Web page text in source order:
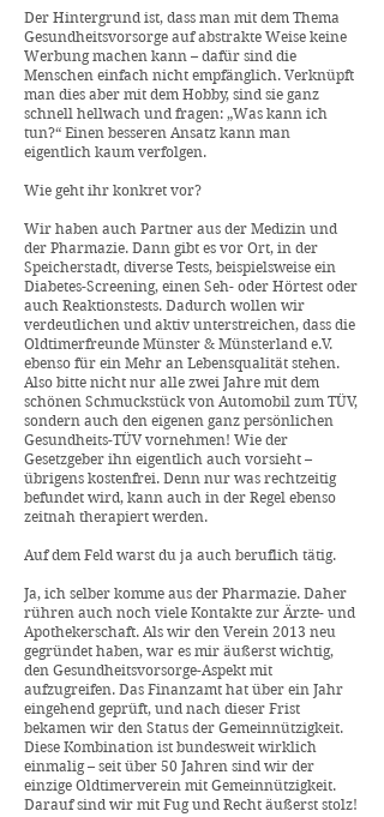
Der Hintergrund ist, dass man mit dem Thema
Gesundheitsvorsorge auf abstrakte Weise keine
Werbung machen kann – dafür sind die
Menschen einfach nicht empfänglich. Verknüpft
man dies aber mit dem Hobby, sind sie ganz
schnell hellwach und fragen: „Was kann ich
tun?“ Einen besseren Ansatz kann man
eigentlich kaum verfolgen.
Wie geht ihr konkret vor?
Wir haben auch Partner aus der Medizin und
der Pharmazie. Dann gibt es vor Ort, in der
Speicherstadt, diverse Tests, beispielsweise ein
Diabetes-Screening, einen Seh- oder Hörtest oder
auch Reaktionstests. Dadurch wollen wir
verdeutlichen und aktiv unterstreichen, dass die
Oldtimerfreunde Münster & Münsterland e.V.
ebenso für ein Mehr an Lebensqualität stehen.
Also bitte nicht nur alle zwei Jahre mit dem
schönen Schmuckstück von Automobil zum TÜV,
sondern auch den eigenen ganz persönlichen
Gesundheits-TÜV vornehmen! Wie der
Gesetzgeber ihn eigentlich auch vorsieht –
übrigens kostenfrei. Denn nur was rechtzeitig
befundet wird, kann auch in der Regel ebenso
zeitnah therapiert werden.
Auf dem Feld warst du ja auch beruflich tätig.
Ja, ich selber komme aus der Pharmazie. Daher
rühren auch noch viele Kontakte zur Ärzte- und
Apothekerschaft. Als wir den Verein 2013 neu
gegründet haben, war es mir äußerst wichtig,
den Gesundheitsvorsorge-Aspekt mit
aufzugreifen. Das Finanzamt hat über ein Jahr
eingehend geprüft, und nach dieser Frist
bekamen wir den Status der Gemeinnützigkeit.
Diese Kombination ist bundesweit wirklich
einmalig – seit über 50 Jahren sind wir der
einzige Oldtimerverein mit Gemeinnützigkeit.
Darauf sind wir mit Fug und Recht äußerst stolz!